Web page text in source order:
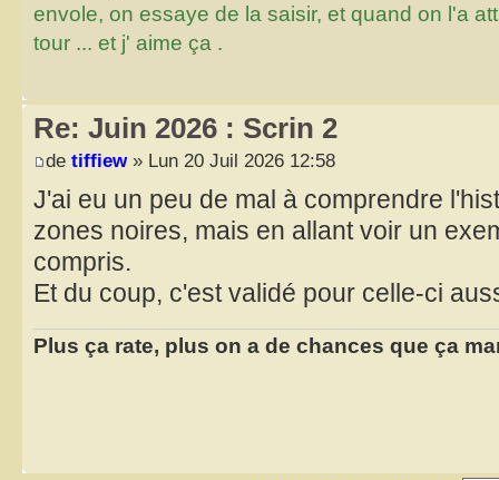
envole, on essaye de la saisir, et quand on l'a
tour ... et j' aime ça .
Re: Juin 2026 : Scrin 2
de tiffiew» Lun 20 Juil 2026 12:58
J'ai eu un peu de mal à comprendre
zones noires, mais en allant voir un
compris.
Et du coup, c'est validé pour celle-ci
Plus ça rate, plus on a de chances que ça